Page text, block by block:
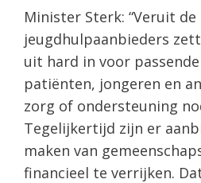
Minister Sterk: “Veruit
jeugdhulpaanbieders
uit hard in voor
patiënten, jongeren en
zorg of ondersteuning
Tegelijkertijd zijn er
maken van
financieel te verrijken.